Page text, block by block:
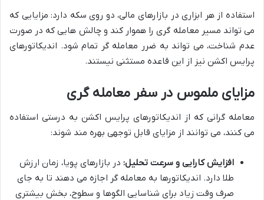
استفاده از هر ابزاری در بازارهای مالی، دو روی سکه دارد: مزایایی که
می تواند مسیر معامله گری را هموار کند و چالش هایی که در صورت
عدم شناخت، می تواند به ضرر معامله گر تمام شود. اندیکاتورهای
پرایس اکشن نیز از این قاعده مستثنی نیستند.
مزایای ملموس در سفر معامله گری
معامله گرانی که از اندیکاتورهای پرایس اکشن به درستی استفاده
می کنند، می توانند از مزایای قابل توجهی بهره مند شوند:
افزایش کارایی و سرعت تحلیل: در بازارهای پویا، زمان ارزش
طلا دارد. اندیکاتورها به معامله گر اجازه می دهند تا به جای
صرف وقت زیاد برای شناسایی الگوها و سطوح، بخش بیشتری